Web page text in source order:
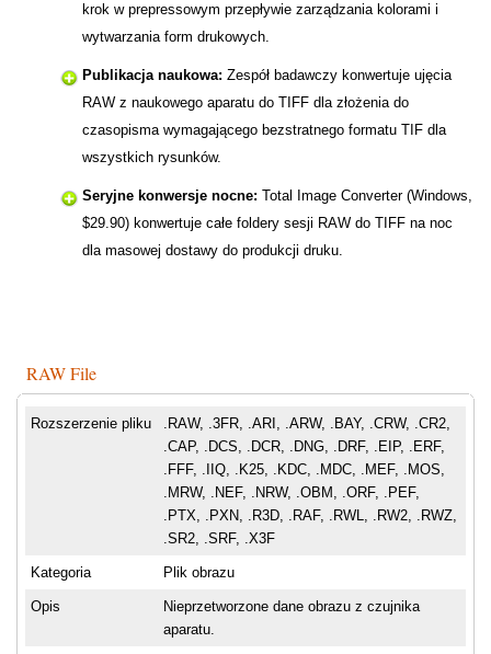
krok w prepressowym przepływie zarządzania kolorami i
wytwarzania form drukowych.
Publikacja naukowa: Zespół badawczy konwertuje ujęcia
RAW z naukowego aparatu do TIFF dla złożenia do
czasopisma wymagającego bezstratnego formatu TIF dla
wszystkich rysunków.
Seryjne konwersje nocne: Total Image Converter (Windows,
$29.90) konwertuje całe foldery sesji RAW do TIFF na noc
dla masowej dostawy do produkcji druku.
RAW File
Rozszerzenie pliku
.RAW, .3FR, .ARI, .ARW, .BAY, .CRW, .CR2,
.CAP, .DCS, .DCR, .DNG, .DRF, .EIP, .ERF,
.FFF, .IIQ, .K25, .KDC, .MDC, .MEF, .MOS,
.MRW, .NEF, .NRW, .OBM, .ORF, .PEF,
.PTX, .PXN, .R3D, .RAF, .RWL, .RW2, .RWZ,
.SR2, .SRF, .X3F
Kategoria Plik obrazu
Opis
Nieprzetworzone dane obrazu z czujnika
aparatu.